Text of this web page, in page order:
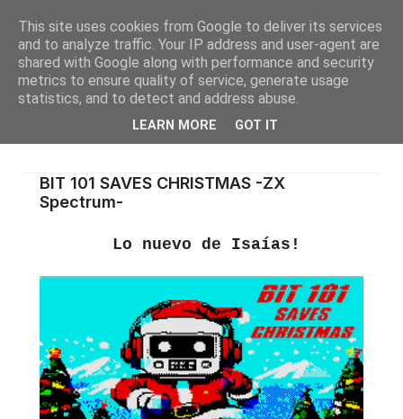
BIT 101 SAVES CHRISTMAS -ZX
Spectrum-
Lo nuevo de Isaías!
This site uses cookies from Google to deliver its services
and to analyze traffic. Your IP address and user-agent are
shared with Google along with performance and security
metrics to ensure quality of service, generate usage
statistics, and to detect and address abuse.
LEARN MORE GOT IT